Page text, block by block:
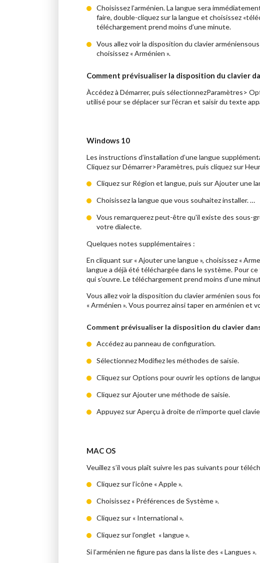
Choisissez l’arménien. La langue sera
faire, double-cliquez sur la langue et choisissez
téléchargement prend moins d’une minute.
Vous allez voir la disposition du clavier
choisissez « Arménien ».
Comment prévisualiser la disposition du clavier
Àccédez à Démarrer, puis sélectionnezParamètres>
utilisé pour se déplacer sur l'écran et saisir du texte
Windows 10
Les instructions d’installation d’une langue
Cliquez sur Démarrer>Paramètres, puis cliquez sur
Cliquez sur Région et langue, puis sur Ajouter une
Choisissez la langue que vous souhaitez installer. …
Vous remarquerez peut-être qu'il existe des sous-
votre dialecte.
Quelques notes supplémentaires :
En cliquant sur « Ajouter une langue », choisissez «
langue a déjà été téléchargée dans le système. Pour
qui s’ouvre. Le téléchargement prend moins d’une
Vous allez voir la disposition du clavier arménien sous
« Arménien ». Vous pourrez ainsi taper en arménien et
Comment prévisualiser la disposition du clavier
Accédez au panneau de configuration.
Sélectionnez Modifiez les méthodes de saisie.
Cliquez sur Options pour ouvrir les options de
Cliquez sur Ajouter une méthode de saisie.
Appuyez sur Aperçu à droite de n’importe quel
MAC OS
Veuillez s’il vous plaît suivre les pas suivants pour
Cliquez sur l’icône « Apple ».
Choisissez « Préférences de Système ».
Cliquez sur « International ».
Cliquez sur l’onglet « langue ».
Si l’arménien ne figure pas dans la liste des « Langues ».